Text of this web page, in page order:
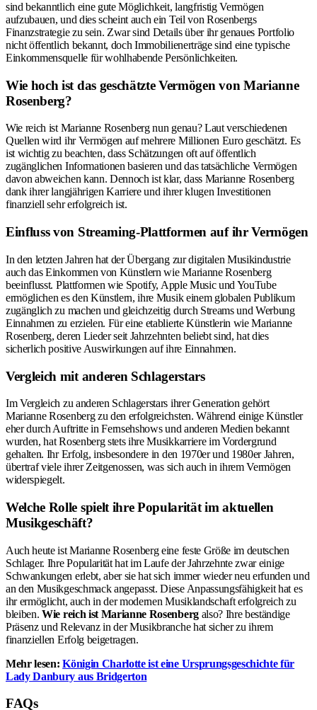
sind bekanntlich eine gute Möglichkeit, langfristig Vermögen
aufzubauen, und dies scheint auch ein Teil von Rosenbergs
Finanzstrategie zu sein. Zwar sind Details über ihr genaues Portfolio
nicht öffentlich bekannt, doch Immobilienerträge sind eine typische
Einkommensquelle für wohlhabende Persönlichkeiten.
Wie hoch ist das geschätzte Vermögen von Marianne
Rosenberg?
Wie reich ist Marianne Rosenberg nun genau? Laut verschiedenen
Quellen wird ihr Vermögen auf mehrere Millionen Euro geschätzt. Es
ist wichtig zu beachten, dass Schätzungen oft auf öffentlich
zugänglichen Informationen basieren und das tatsächliche Vermögen
davon abweichen kann. Dennoch ist klar, dass Marianne Rosenberg
dank ihrer langjährigen Karriere und ihrer klugen Investitionen
finanziell sehr erfolgreich ist.
Einfluss von Streaming-Plattformen auf ihr Vermögen
In den letzten Jahren hat der Übergang zur digitalen Musikindustrie
auch das Einkommen von Künstlern wie Marianne Rosenberg
beeinflusst. Plattformen wie Spotify, Apple Music und YouTube
ermöglichen es den Künstlern, ihre Musik einem globalen Publikum
zugänglich zu machen und gleichzeitig durch Streams und Werbung
Einnahmen zu erzielen. Für eine etablierte Künstlerin wie Marianne
Rosenberg, deren Lieder seit Jahrzehnten beliebt sind, hat dies
sicherlich positive Auswirkungen auf ihre Einnahmen.
Vergleich mit anderen Schlagerstars
Im Vergleich zu anderen Schlagerstars ihrer Generation gehört
Marianne Rosenberg zu den erfolgreichsten. Während einige Künstler
eher durch Auftritte in Fernsehshows und anderen Medien bekannt
wurden, hat Rosenberg stets ihre Musikkarriere im Vordergrund
gehalten. Ihr Erfolg, insbesondere in den 1970er und 1980er Jahren,
übertraf viele ihrer Zeitgenossen, was sich auch in ihrem Vermögen
widerspiegelt.
Welche Rolle spielt ihre Popularität im aktuellen
Musikgeschäft?
Auch heute ist Marianne Rosenberg eine feste Größe im deutschen
Schlager. Ihre Popularität hat im Laufe der Jahrzehnte zwar einige
Schwankungen erlebt, aber sie hat sich immer wieder neu erfunden und
an den Musikgeschmack angepasst. Diese Anpassungsfähigkeit hat es
ihr ermöglicht, auch in der modernen Musiklandschaft erfolgreich zu
bleiben.Wie reich ist Marianne Rosenbergalso? Ihre beständige
Präsenz und Relevanz in der Musikbranche hat sicher zu ihrem
finanziellen Erfolg beigetragen.
Mehr lesen:Königin Charlotte ist eine Ursprungsgeschichte für
Lady Danbury aus Bridgerton
FAQs